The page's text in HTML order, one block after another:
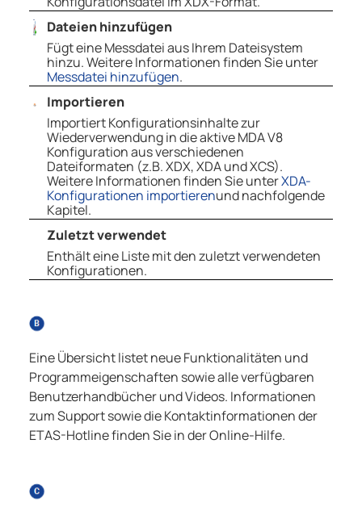
Dateien hinzufügen
Fügt eine Messdatei aus Ihrem Dateisystem
hinzu. Weitere Informationen finden Sie unter
Messdatei hinzufügen.
Importieren
Importiert Konfigurationsinhalte zur
Wiederverwendung in die aktive MDA V8
Konfiguration aus verschiedenen
Dateiformaten (z.B. XDX, XDA und XCS).
Weitere Informationen finden Sie unterXDA-
Konfigurationen importierenund nachfolgende
Kapitel.
Zuletzt verwendet
Enthält eine Liste mit den zuletzt verwendeten
Konfigurationen.
Eine Übersicht listet neue Funktionalitäten und
Programmeigenschaften sowie alle verfügbaren
Benutzerhandbücher und Videos. Informationen
zum Support sowie die Kontaktinformationen der
ETAS-Hotline finden Sie in der Online-Hilfe.